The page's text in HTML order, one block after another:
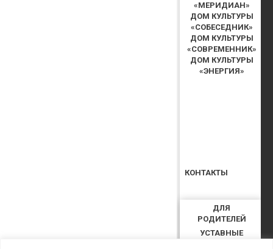
«МЕРИДИАН»
ДОМ КУЛЬТУРЫ
«СОБЕСЕДНИК»
ДОМ КУЛЬТУРЫ
«СОВРЕМЕННИК»
ДОМ КУЛЬТУРЫ
«ЭНЕРГИЯ»
ДЛЯ
РОДИТЕЛЕЙ
УСТАВНЫЕ
КОНТАКТЫ